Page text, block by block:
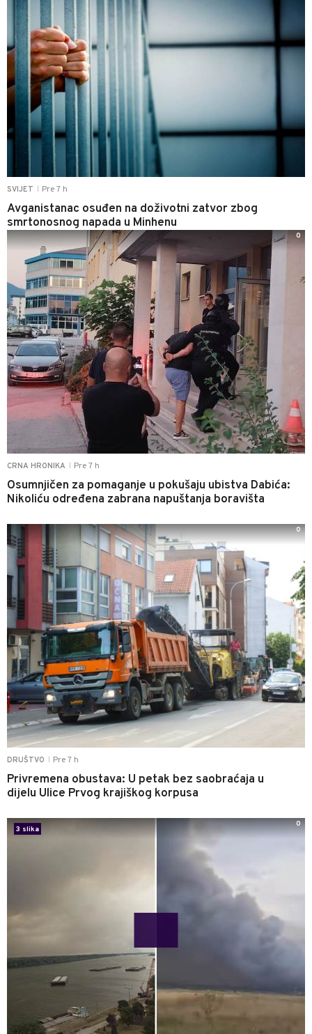
SVIJET Pre 7 h
Avganistanac osuđen na doživotni zatvor zbog
smrtonosnog napada u Minhenu
CRNA HRONIKA Pre 7 h
Osumnjičen za pomaganje u pokušaju ubistva Dabića:
Nikoliću određena zabrana napuštanja boravišta
0
DRUŠTVO Pre 7 h
Privremena obustava: U petak bez saobraćaja u
dijelu Ulice Prvog krajiškog korpusa
0
3 slika
0